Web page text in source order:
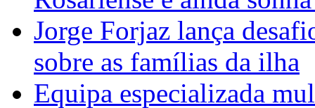
Jorge Forjaz lança
sobre as famílias da ilha
Equipa especializada